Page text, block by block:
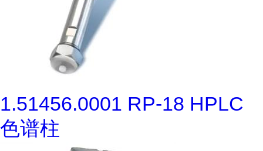
1.51456.0001 RP-18 HPLC
色谱柱